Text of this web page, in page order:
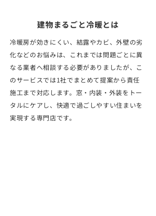
建物まるごと冷暖とは
冷暖房が効きにくい、結露やカビ、外壁の劣
化などのお悩みは、これまでは問題ごとに異
なる業者へ相談する必要がありましたが、こ
のサービスでは1社でまとめて提案から責任
施工まで対応します。窓・内装・外装をトー
タルにケアし、快適で過ごしやすい住まいを
実現する専門店です。